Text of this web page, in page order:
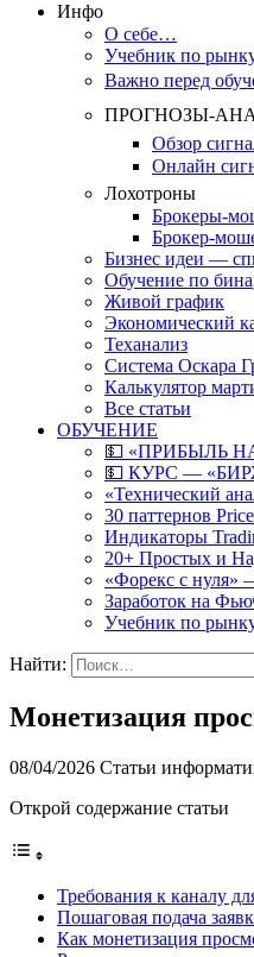
Инфо
О себе…
Учебник по
Важно перед
ПРОГНОЗЫ-
Обзор
Онлайн
Лохотроны
Брокеры-
Брокер-
Бизнес идеи —
Обучение по
Живой график
Экономический
Теханализ
Система Оскара
Калькулятор
Все статьи
ОБУЧЕНИЕ
💵 «ПРИБЫЛЬ
💵 КУРС —
«Технический
30 паттернов
Индикаторы
20+ Простых и
«Форекс с нуля»
Заработок на
Учебник по
Найти:
Монетизация
08/04/2026 Статьи
Открой содержание статьи
Требования к каналу
Пошаговая подача
Как монетизация